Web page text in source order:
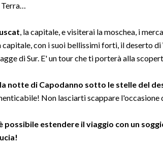
Terra…
, la capitale, e visiterai la moschea, i
capitale, con i suoi bellissimi forti, il deserto di
di Sur. E' un tour che ti porterà alla
notte di Capodanno sotto le stelle del
Non lasciarti scappare
possibile estendere il viaggio con un